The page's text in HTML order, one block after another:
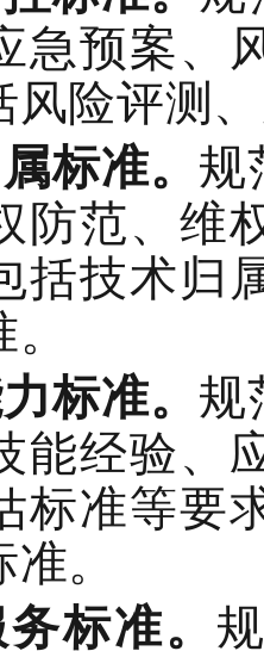
急预案、
风险评测
标准。 规
防范、维
括技术归
标准。 规
能经验、
标准等要
。
务标准。